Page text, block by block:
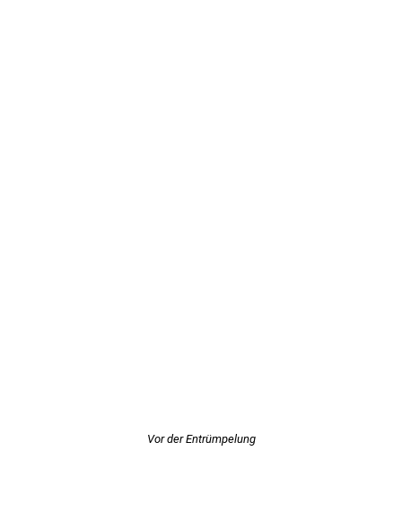
Vor der Entrümpelung